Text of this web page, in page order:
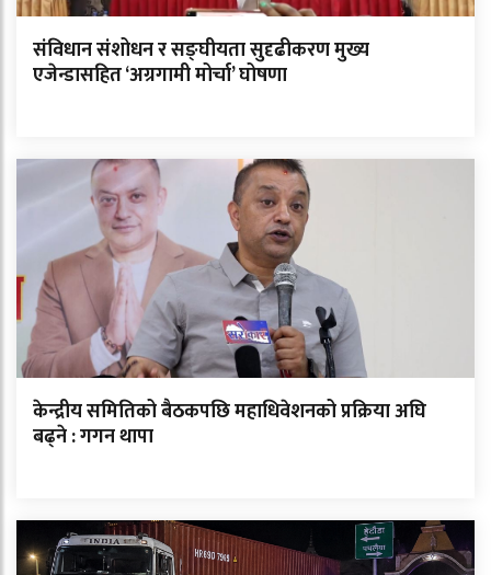
संविधान संशोधन र सङ्घीयता सुदृढीकरण मुख्य
एजेन्डासहित ‘अग्रगामी मोर्चा’ घोषणा
केन्द्रीय समितिको बैठकपछि महाधिवेशनको प्रक्रिया अघि
बढ्ने : गगन थापा